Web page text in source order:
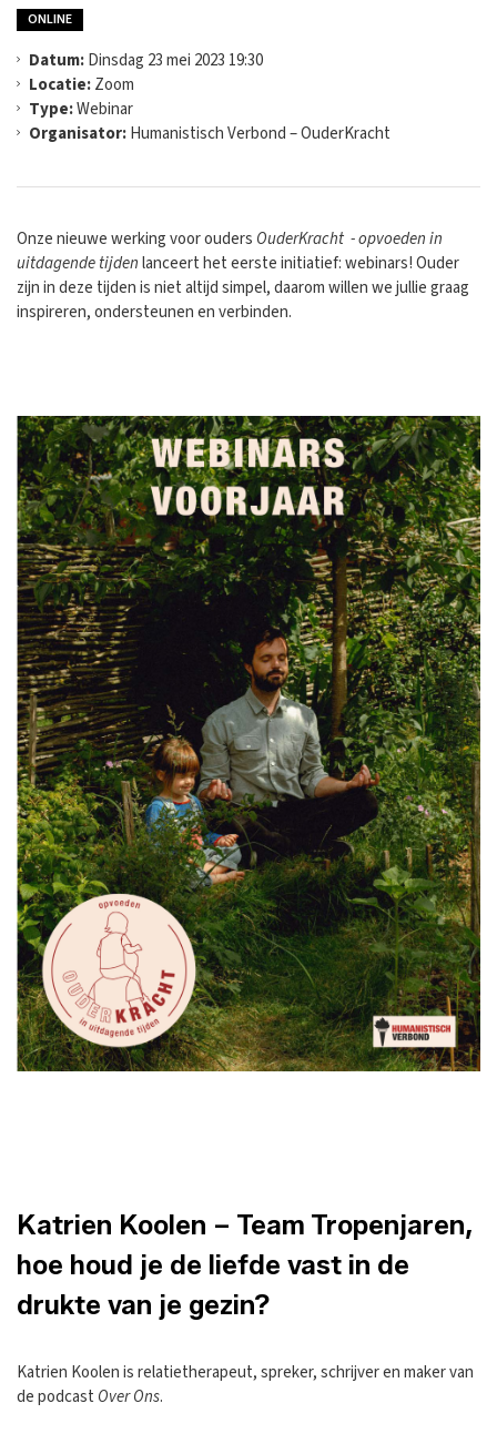
ONLINE
Datum:Dinsdag 23 mei 2023 19:30
Locatie:Zoom
Type:Webinar
Organisator:Humanistisch Verbond – OuderKracht
Onze nieuwe werking voor ouders OuderKracht - opvoeden in
uitdagende tijdenlanceert het eerste initiatief: webinars! Ouder
zijn in deze tijden is niet altijd simpel, daarom willen we jullie graag
inspireren, ondersteunen en verbinden.
Katrien Koolen – Team Tropenjaren,
hoe houd je de liefde vast in de
drukte van je gezin?
Katrien Koolen is relatietherapeut, spreker, schrijver en maker van
de podcast Over Ons.